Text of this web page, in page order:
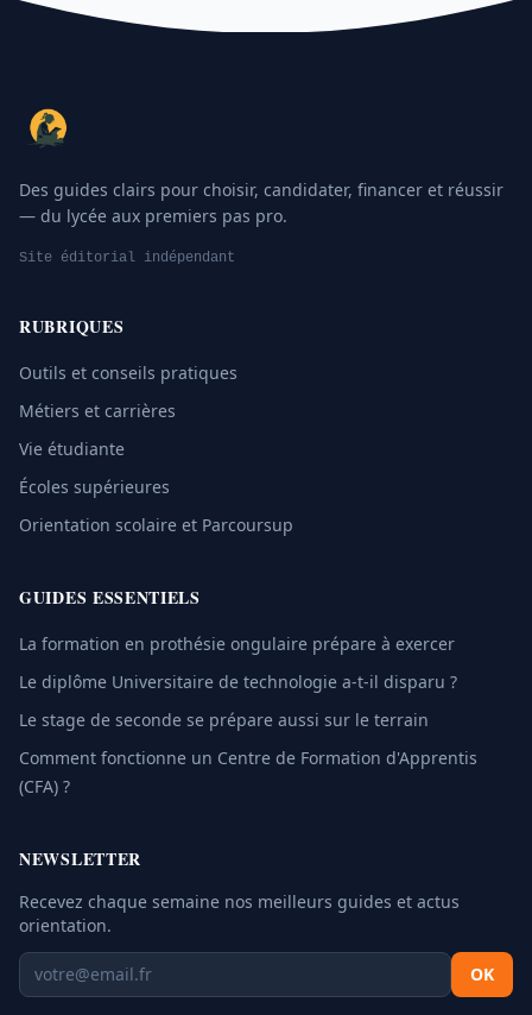
Des guides clairs pour choisir, candidater, financer et réussir
— du lycée aux premiers pas pro.
Site éditorial indépendant
RUBRIQUES
Outils et conseils pratiques
Métiers et carrières
Vie étudiante
Écoles supérieures
Orientation scolaire et Parcoursup
GUIDES ESSENTIELS
La formation en prothésie ongulaire prépare à exercer
Le diplôme Universitaire de technologie a-t-il disparu ?
Le stage de seconde se prépare aussi sur le terrain
Comment fonctionne un Centre de Formation d'Apprentis
(CFA) ?
NEWSLETTER
Recevez chaque semaine nos meilleurs guides et actus
orientation.
OK